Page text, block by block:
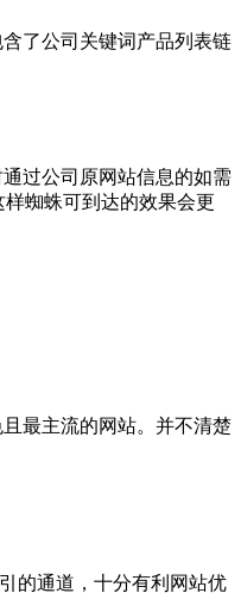
了公司关键词产品列表链
过公司原网站信息的如需
蜘蛛可到达的效果会更
最主流的网站。并不清楚
的通道，十分有利网站优